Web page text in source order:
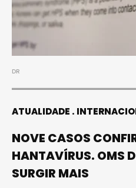
DR
ATUALIDADE
NOVE CASOS
HANTAVÍRUS. OMS
SURGIR MAIS